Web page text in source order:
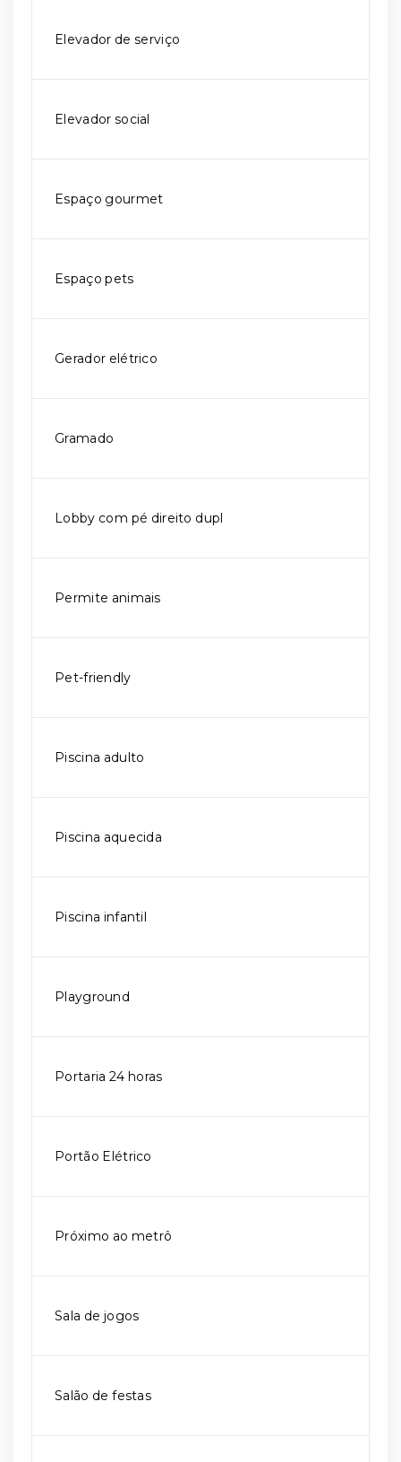
Elevador de serviço
Elevador social
Espaço gourmet
Espaço pets
Gerador elétrico
Gramado
Lobby com pé direito dupl
Permite animais
Pet-friendly
Piscina adulto
Piscina aquecida
Piscina infantil
Playground
Portaria 24 horas
Portão Elétrico
Próximo ao metrô
Sala de jogos
Salão de festas